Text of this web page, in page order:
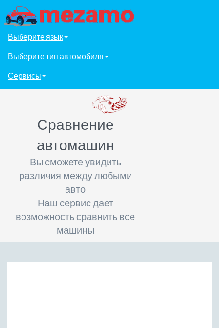
Выберите язык
Выберите тип автомобиля
Сервисы
Сравнение
автомашин
Вы сможете увидить
различия между любыми
авто
Наш сервис дает
возможность сравнить все
машины